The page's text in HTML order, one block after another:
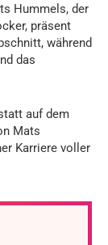
Hummels, der
präsent
während
das
auf dem
Mats
Karriere voller